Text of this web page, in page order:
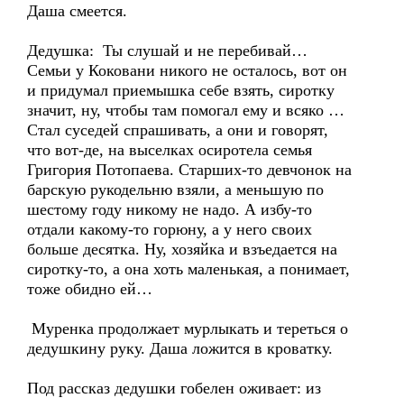
Даша смеется.
Дедушка: Ты слушай и не перебивай…
Семьи у Коковани никого не осталось, вот он
и придумал приемышка себе взять, сиротку
значит, ну, чтобы там помогал ему и всяко …
Стал суседей спрашивать, а они и говорят,
что вот-де, на выселках осиротела семья
Григория Потопаева. Старших-то девчонок на
барскую рукодельню взяли, а меньшую по
шестому году никому не надо. А избу-то
отдали какому-то горюну, а у него своих
больше десятка. Ну, хозяйка и взъедается на
сиротку-то, а она хоть маленькая, а понимает,
тоже обидно ей…
Муренка продолжает мурлыкать и тереться о
дедушкину руку. Даша ложится в кроватку.
Под рассказ дедушки гобелен оживает: из